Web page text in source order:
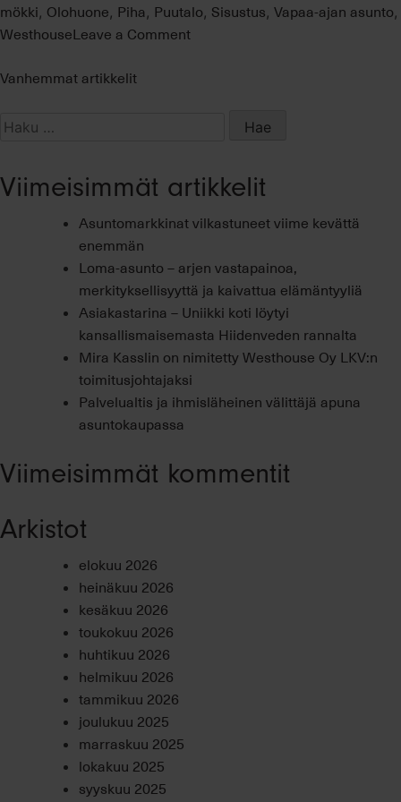
mökki, Olohuone, Piha, Puutalo, Sisustus, Vapaa-ajan asunto,
WesthouseLeave a Commenton
Artikkelien
selaus
Vanhemmat artikkelit
Haku:
Viimeisimmät artikkelit
Asuntomarkkinat vilkastuneet viime kevättä
enemmän
Loma-asunto – arjen vastapainoa,
merkityksellisyyttä ja kaivattua elämäntyyliä
Asiakastarina – Uniikki koti löytyi
kansallismaisemasta Hiidenveden rannalta
Mira Kasslin on nimitetty Westhouse Oy LKV:n
toimitusjohtajaksi
Palvelualtis ja ihmisläheinen välittäjä apuna
asuntokaupassa
Viimeisimmät kommentit
Arkistot
elokuu 2026
heinäkuu 2026
kesäkuu 2026
toukokuu 2026
huhtikuu 2026
helmikuu 2026
tammikuu 2026
joulukuu 2025
marraskuu 2025
lokakuu 2025
syyskuu 2025